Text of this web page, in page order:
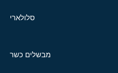
סלולארי
מבשלים כשר